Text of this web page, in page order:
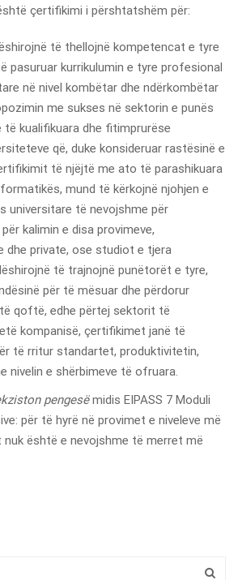
çertifikimi i përshtatshëm për:
të thellojnë kompetencat e tyre
pasuruar kurrikulumin e tyre profesional
në nivel kombëtar dhe ndërkombëtar
me sukses në sektorin e punës
kualifikuara dhe fitimprurëse
që, duke konsideruar rastësinë e
të njëjtë me ato të parashikuara
mund të kërkojnë njohjen e
universitare të nevojshme për
kalimin e disa provimeve,
dhe private, ose studiot e tjera
të trajnojnë punëtorët e tyre,
për të mësuar dhe përdorur
qoftë, edhe përtej sektorit të
kompanisë, çertifikimet janë të
të rritur standartet, produktivitetin,
nivelin e shërbimeve të ofruara.
pengesëmidis EIPASS 7 Moduli
për të hyrë në provimet e niveleve më
nuk është e nevojshme të merret më